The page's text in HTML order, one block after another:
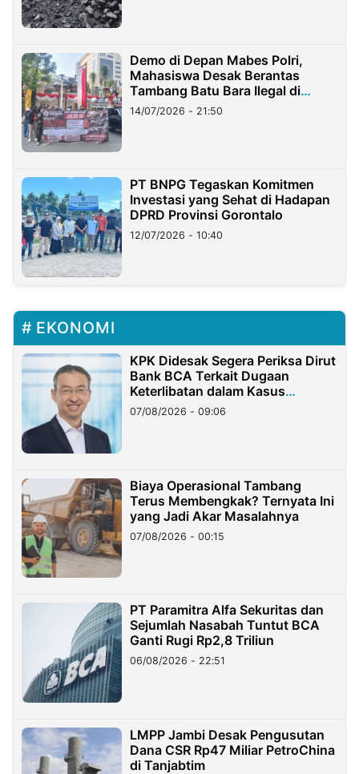
Demo di Depan Mabes Polri,
Mahasiswa Desak Berantas
Tambang Batu Bara Ilegal di
Lampung
14/07/2026 - 21:50
PT BNPG Tegaskan Komitmen
Investasi yang Sehat di Hadapan
DPRD Provinsi Gorontalo
12/07/2026 - 10:40
EKONOMI
KPK Didesak Segera Periksa Dirut
Bank BCA Terkait Dugaan
Keterlibatan dalam Kasus
Hilangnya Dana Nasabah Rp2,58
Miliar
07/08/2026 - 09:06
Biaya Operasional Tambang
Terus Membengkak? Ternyata Ini
yang Jadi Akar Masalahnya
07/08/2026 - 00:15
PT Paramitra Alfa Sekuritas dan
Sejumlah Nasabah Tuntut BCA
Ganti Rugi Rp2,8 Triliun
06/08/2026 - 22:51
LMPP Jambi Desak Pengusutan
Dana CSR Rp47 Miliar PetroChina
di Tanjabtim